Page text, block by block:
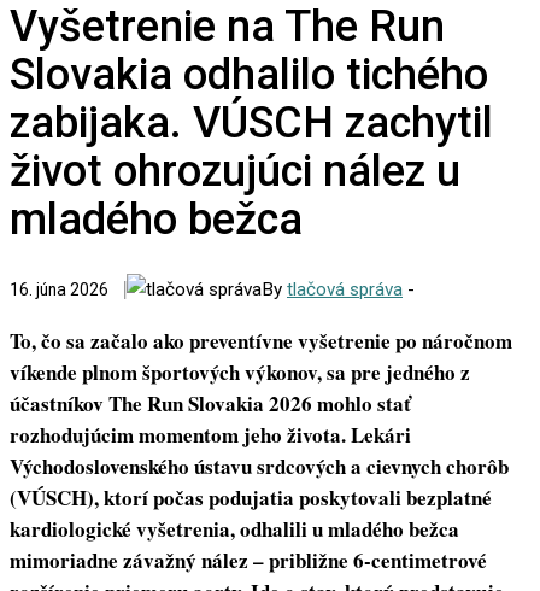
Vyšetrenie na The Run
Slovakia odhalilo tichého
zabijaka. VÚSCH zachytil
život ohrozujúci nález u
mladého bežca
16. júna 2026 By tlačová správa -
To, čo sa začalo ako preventívne vyšetrenie po náročnom
víkende plnom športových výkonov, sa pre jedného z
účastníkov The Run Slovakia 2026 mohlo stať
rozhodujúcim momentom jeho života. Lekári
Východoslovenského ústavu srdcových a cievnych chorôb
(VÚSCH), ktorí počas podujatia poskytovali bezplatné
kardiologické vyšetrenia, odhalili u mladého bežca
mimoriadne závažný nález – približne 6-centimetrové